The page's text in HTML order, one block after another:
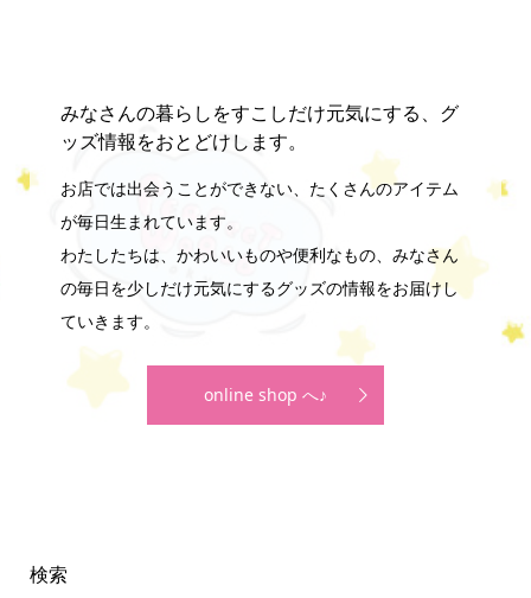
みなさんの暮らしをすこしだけ元気にする、グ
ッズ情報をおとどけします。
お店では出会うことができない、たくさんのアイテム
が毎日生まれています。
わたしたちは、かわいいものや便利なもの、みなさん
の毎日を少しだけ元気にするグッズの情報をお届けし
ていきます。
online shop へ♪
検索